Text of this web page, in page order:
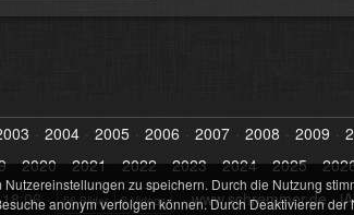
2004 2005 2006 2007 2008 2009
2020 2021 2022 2023 2024 2025
56 Bilder 2 Videos www.schremmer.de·
zu speichern. Durch die Nutzung
anonym verfolgen können. Durch Deaktivieren